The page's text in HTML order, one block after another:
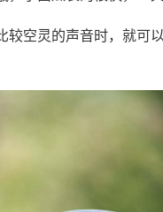
较空灵的声音时，就可